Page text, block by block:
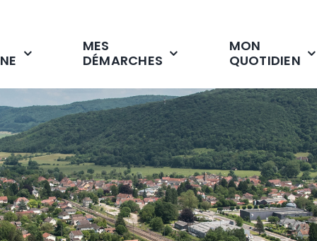
MES
DÉMARCHES
MON
QUOTIDIEN